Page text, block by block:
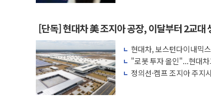
[단독] 현대차 美 조지아 공장, 이달부터 2교대
현대차, 보스턴다이내믹
가속
"로봇 투자 올인"...현대
수
정의선·켐프 조지아 주